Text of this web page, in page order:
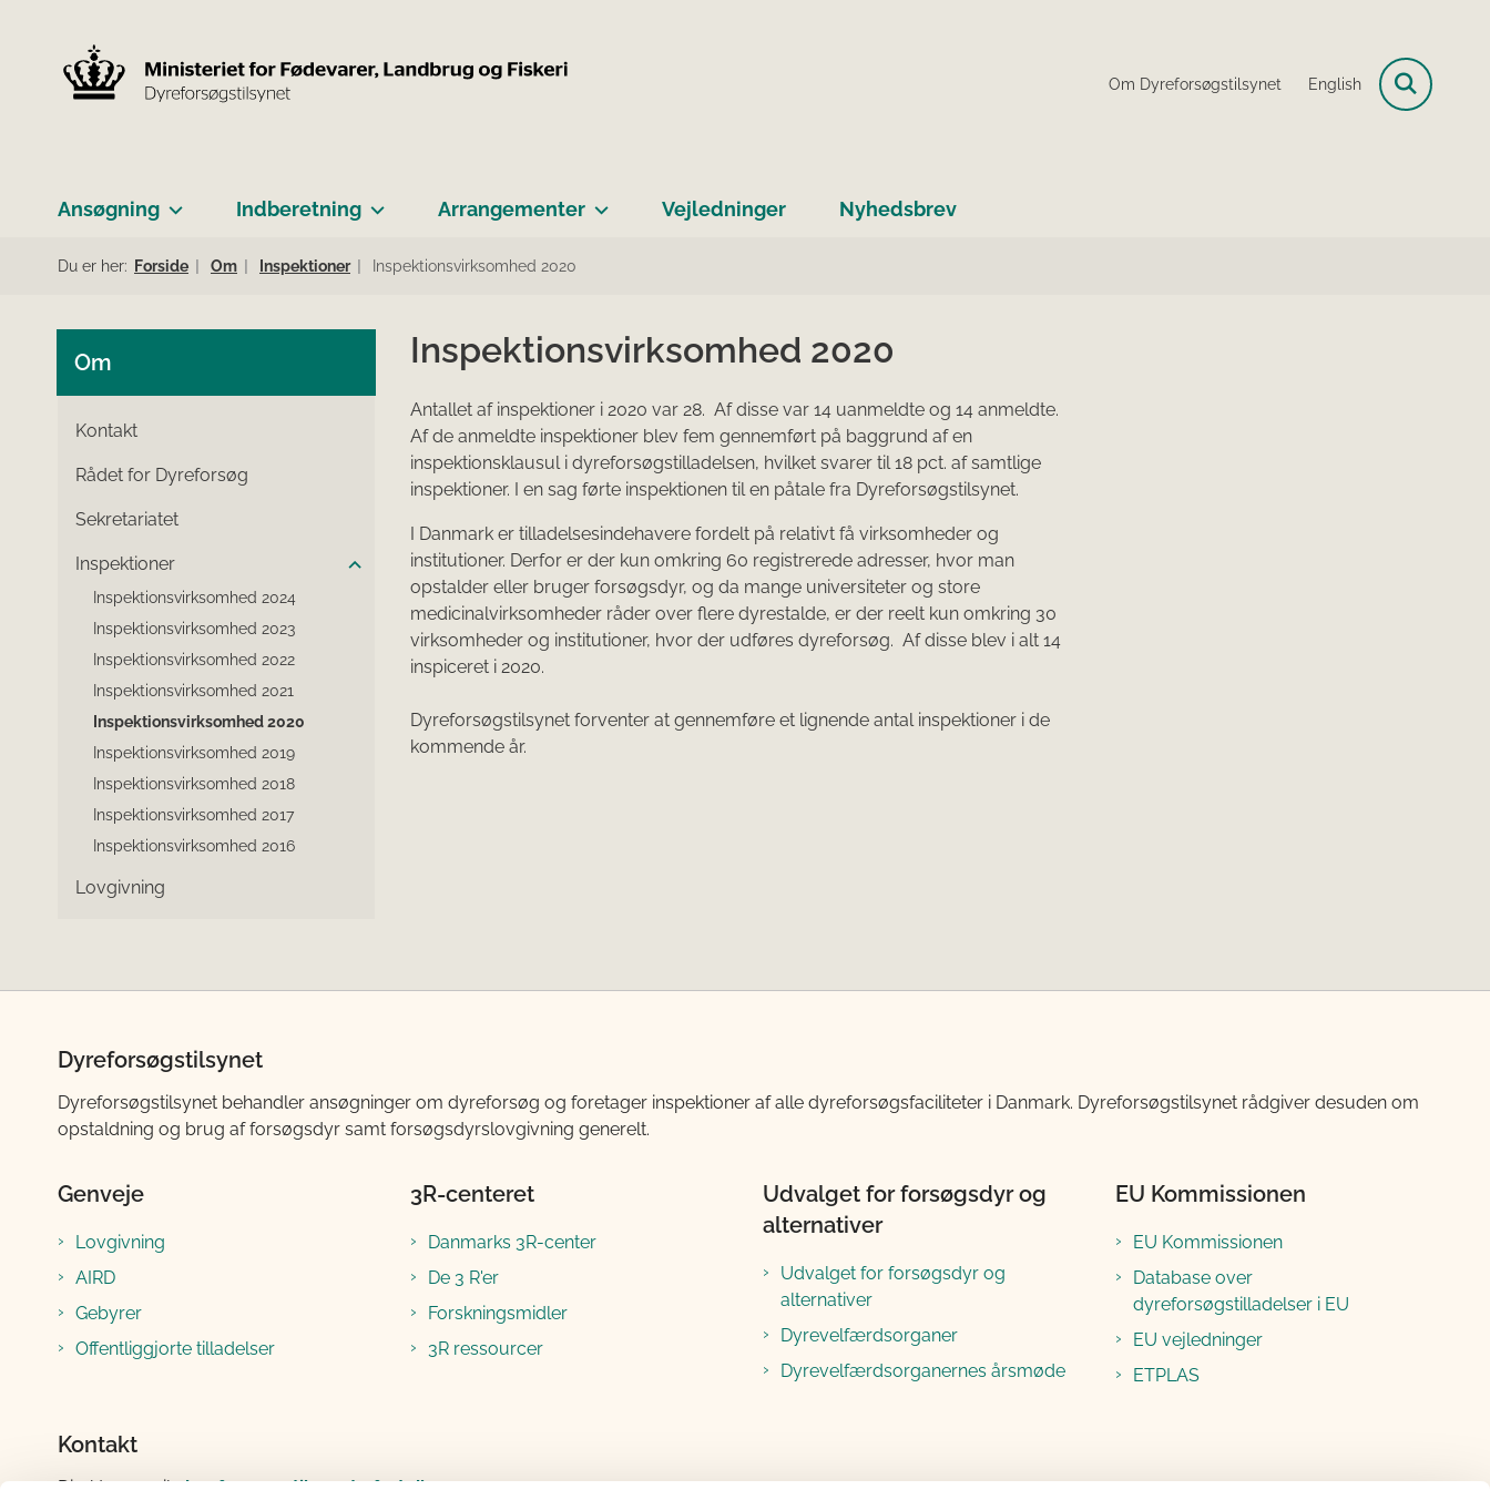
Om Dyreforsøgstilsynet English
Ansøgning Indberetning Arrangementer Vejledninger Nyhedsbrev
Du er her: Forside Om Inspektioner Inspektionsvirksomhed 2020
Om
Kontakt
Rådet for Dyreforsøg
Sekretariatet
Inspektioner
Inspektionsvirksomhed 2024
Inspektionsvirksomhed 2023
Inspektionsvirksomhed 2022
Inspektionsvirksomhed 2021
Inspektionsvirksomhed 2020
Inspektionsvirksomhed 2019
Inspektionsvirksomhed 2018
Inspektionsvirksomhed 2017
Inspektionsvirksomhed 2016
Lovgivning
Inspektionsvirksomhed 2020
Antallet af inspektioner i 2020 var 28. Af disse var 14 uanmeldte og 14 anmeldte.
Af de anmeldte inspektioner blev fem gennemført på baggrund af en
inspektionsklausul i dyreforsøgstilladelsen, hvilket svarer til 18 pct. af samtlige
inspektioner. I en sag førte inspektionen til en påtale fra Dyreforsøgstilsynet.
I Danmark er tilladelsesindehavere fordelt på relativt få virksomheder og
institutioner. Derfor er der kun omkring 60 registrerede adresser, hvor man
opstalder eller bruger forsøgsdyr, og da mange universiteter og store
medicinalvirksomheder råder over flere dyrestalde, er der reelt kun omkring 30
virksomheder og institutioner, hvor der udføres dyreforsøg. Af disse blev i alt 14
inspiceret i 2020.
Dyreforsøgstilsynet forventer at gennemføre et lignende antal inspektioner i de
kommende år.
Dyreforsøgstilsynet
Dyreforsøgstilsynet behandler ansøgninger om dyreforsøg og foretager inspektioner af alle dyreforsøgsfaciliteter i Danmark. Dyreforsøgstilsynet rådgiver desuden om
opstaldning og brug af forsøgsdyr samt forsøgsdyrslovgivning generelt.
Genveje
Lovgivning
AIRD
Gebyrer
Offentliggjorte tilladelser
3R-centeret
Danmarks 3R-center
De 3 R'er
Forskningsmidler
3R ressourcer
Udvalget for forsøgsdyr og
alternativer
Udvalget for forsøgsdyr og
alternativer
Dyrevelfærdsorganer
Dyrevelfærdsorganernes årsmøde
EU Kommissionen
EU Kommissionen
Database over
dyreforsøgstilladelser i EU
EU vejledninger
ETPLAS
Kontakt